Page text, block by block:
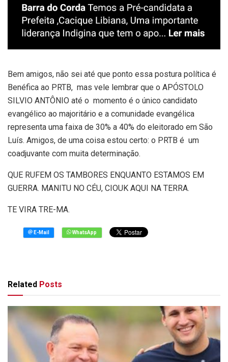
Bem amigos, não sei até que ponto essa postura política é
Benéfica ao PRTB, mas vele lembrar que o APÓSTOLO
SILVIO ANTÔNIO até o momento é o único candidato
evangélico ao majoritário e a comunidade evangélica
representa uma faixa de 30% a 40% do eleitorado em São
Luís. Amigos, de uma coisa estou certo: o PRTB é um
coadjuvante com muita determinação.
QUE RUFEM OS TAMBORES ENQUANTO ESTAMOS EM
GUERRA. MANITU NO CÉU, CIOUK AQUI NA TERRA.
TE VIRA TRE-MA.
Related Posts